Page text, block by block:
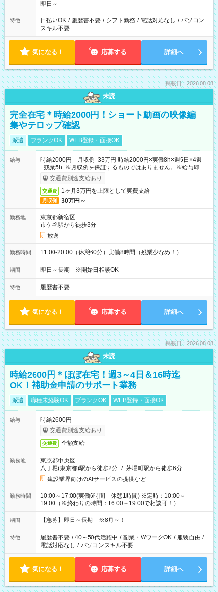
即日～
特徴 日払いOK / 履歴書不要 / シフト勤務 / 電話対応なし / パソコン
スキル不要
気になる！ 応募する 詳細へ
掲載日：2026.08.08
未読
完全在宅＊時給2000円！ショート動画の映像編
集やテロップ確認
派遣 ブランクOK WEB登録・面接OK
給与
時給2000円 月収例 33万円 時給2000円×実働8h×週5日×4週
+残業5h ※月収例を保証するものではありません。※給与即受
取りサービス利用可（利用条件有）
交通費別途支給あり
交通費 1ヶ月3万円を上限として実費支給
月収例 30万円～
勤務地
東京都新宿区
市ケ谷駅から徒歩3分
放送
勤務時間 11:00-20:00（休憩60分）実働8時間（残業少なめ！）
期間 即日～長期 ※開始日相談OK
特徴 履歴書不要
気になる！ 応募する 詳細へ
掲載日：2026.08.08
未読
時給2600円＊ほぼ在宅！週3～4日＆16時迄
OK！補助金申請のサポート業務
派遣 職種未経験OK ブランクOK WEB登録・面接OK
給与
時給2600円
交通費別途支給あり
交通費 全額支給
勤務地
東京都中央区
八丁堀(東京都)駅から徒歩2分 / 茅場町駅から徒歩6分
建設業界向けのAIサービスの提供など
勤務時間
10:00～17:00(実働6時間 休憩1時間) ※定時：10:00～
19:00（※終わりの時間：16:00～19:00で相談可！）
期間 【急募】即日～長期 ※8月～！
特徴 履歴書不要 / 40～50代活躍中 / 副業・WワークOK / 服装自由 /
電話対応なし / パソコンスキル不要
気になる！ 応募する 詳細へ